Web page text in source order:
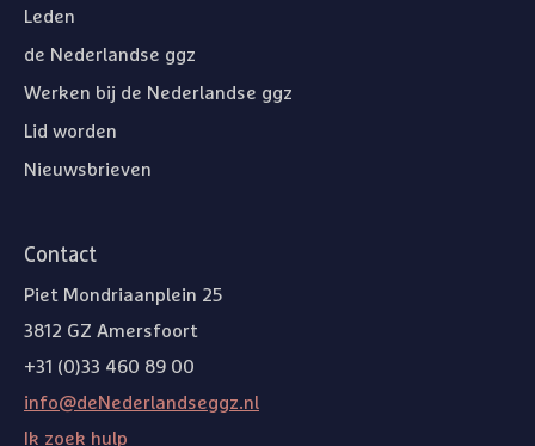
Leden
de Nederlandse ggz
Werken bij de Nederlandse ggz
Lid worden
Nieuwsbrieven
Contact
Piet Mondriaanplein 25
3812 GZ Amersfoort
+31 (0)33 460 89 00
info@deNederlandseggz.nl
Ik zoek hulp